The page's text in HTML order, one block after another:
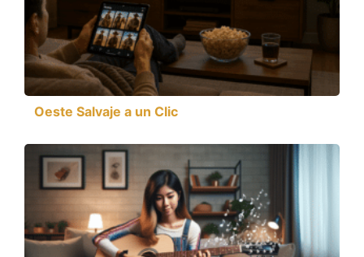
Oeste Salvaje a un Clic